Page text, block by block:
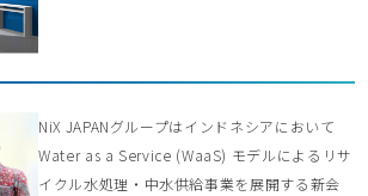
NiX JAPANグループはインドネシアにおいて
Water as a Service (WaaS) モデルによるリサ
イクル水処理・中水供給事業を展開する新会